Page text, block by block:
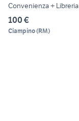
Convenienza + Libreria
100 €
Ciampino(RM)